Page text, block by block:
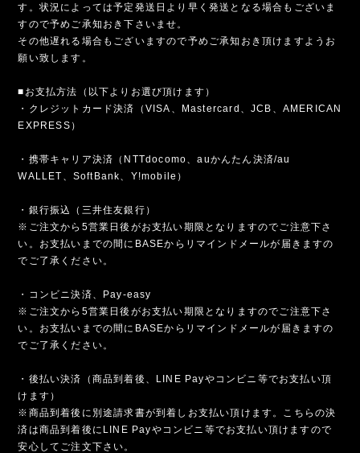
す。状況によっては予定発送日より早く発送となる場合もございま
すので予めご承知おき下さいませ。
その他遅れる場合もございますので予めご承知おき頂けますようお
願い致します。
■お支払方法（以下よりお選び頂けます）
・クレジットカード決済（VISA、Mastercard、JCB、AMERICAN
EXPRESS）
・携帯キャリア決済（NTTdocomo、auかんたん決済/au
WALLET、SoftBank、Y!mobile）
・銀行振込（三井住友銀行）
※ご注文から5営業日後がお支払い期限となりますのでご注意下さ
い。お支払いまでの間にBASEからリマインドメールが届きますの
でご了承ください。
・コンビニ決済、Pay-easy
※ご注文から5営業日後がお支払い期限となりますのでご注意下さ
い。お支払いまでの間にBASEからリマインドメールが届きますの
でご了承ください。
・後払い決済（商品到着後、LINE Payやコンビニ等でお支払い頂
けます）
※商品到着後に別途請求書が到着しお支払い頂けます。こちらの決
済は商品到着後にLINE Payやコンビニ等でお支払い頂けますので
安心してご注文下さい。